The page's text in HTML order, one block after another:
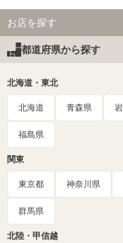
お店を探す
都道府県から探す
北海道・東北
北海道 青森県
福島県
関東
東京都 神奈川県
群馬県
北陸・甲信越